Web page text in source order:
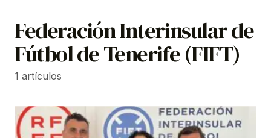
Federación Interinsular de
Fútbol de Tenerife (FIFT)
1 artículos